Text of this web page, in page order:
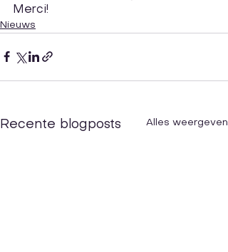
Merci!
Nieuws
Recente blogposts Alles weergeven